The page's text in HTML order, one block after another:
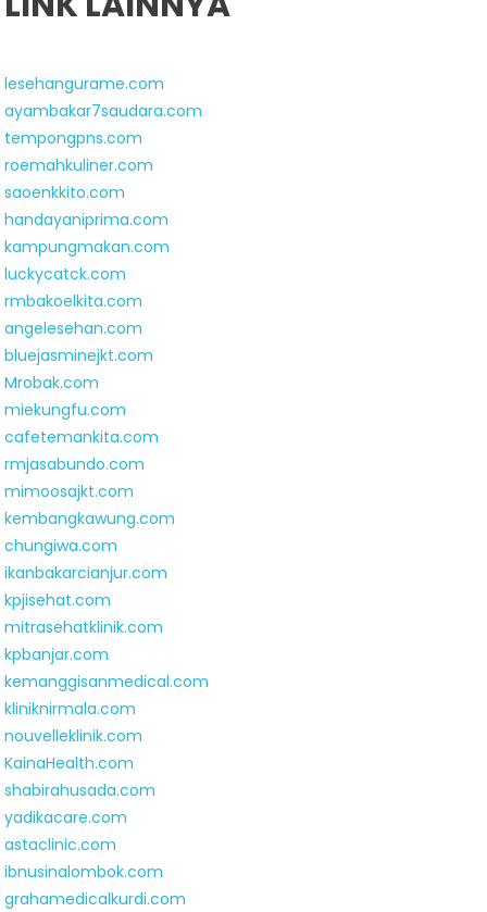
lesehangurame.com
ayambakar7saudara.com
tempongpns.com
roemahkuliner.com
saoenkkito.com
handayaniprima.com
kampungmakan.com
luckycatck.com
rmbakoelkita.com
angelesehan.com
bluejasminejkt.com
Mrobak.com
miekungfu.com
cafetemankita.com
rmjasabundo.com
mimoosajkt.com
kembangkawung.com
chungiwa.com
ikanbakarcianjur.com
kpjisehat.com
mitrasehatklinik.com
kpbanjar.com
kemanggisanmedical.com
kliniknirmala.com
nouvelleklinik.com
KainaHealth.com
shabirahusada.com
yadikacare.com
astaclinic.com
ibnusinalombok.com
grahamedicalkurdi.com